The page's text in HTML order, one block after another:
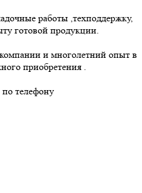
работы ,техподдержку,
готовой продукции.
и многолетний опыт в
приобретения .
по телефону